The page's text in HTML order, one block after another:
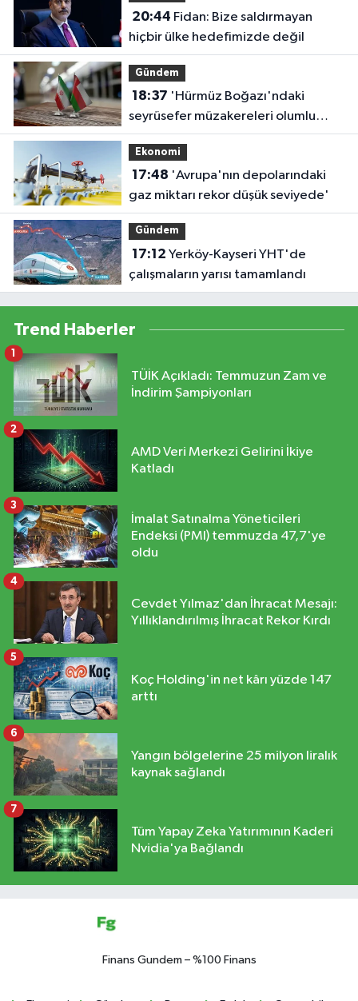
20:44
hiçbir ülke hedefimizde değil
Gündem
18:37
seyrüsefer müzakereleri olumlu
ilerliyor'
Ekonomi
17:48
gaz miktarı rekor düşük seviyede'
Gündem
17:12
çalışmaların yarısı tamamlandı
Trend Haberler
TÜİK Açıkladı: Temmuzun Zam ve
İndirim Şampiyonları
1
AMD Veri Merkezi Gelirini İkiye
Katladı
2
İmalat Satınalma Yöneticileri
Endeksi (PMI) temmuzda 47,7'ye
oldu
3
Cevdet Yılmaz'dan İhracat Mesajı:
Yıllıklandırılmış İhracat Rekor Kırdı
4
Koç Holding'in net kârı yüzde 147
arttı
5
Yangın bölgelerine 25 milyon liralık
kaynak sağlandı
6
Tüm Yapay Zeka Yatırımının Kaderi
Nvidia'ya Bağlandı
7
Finans Gundem – %100 Finans